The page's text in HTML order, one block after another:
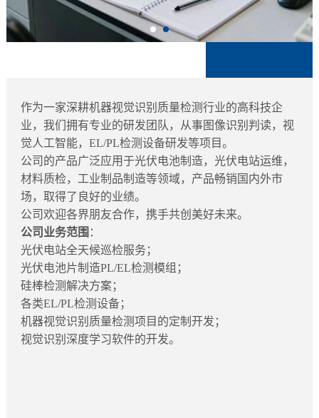
作为一家深耕机器视觉识别质量检测行业的高科技企
业，我们拥有专业的研发团队，从事图像识别判读，视
觉人工智能，EL/PL检测设备研发等项目。
公司的产品广泛应用于光伏电池制造，光伏电站运维，
材料质检，工业制品制造等领域，产品畅销国内外市
场，取得了良好的业绩。
公司欢迎各界朋友合作，携手共创美好未来。
公司业务范围 ：
光伏电站全天候巡检服务；
光伏电池片制造PL/EL检测模组；
硅棒检测解决方案；
各类EL/PL检测设备；
机器视觉识别质量检测项目的定制开发；
视觉识别深度学习软件的开发。